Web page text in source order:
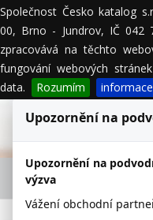
Společnost Česko katalog
00, Brno - Jundrov, IČ 042
zpracovává na těchto
fungování webových
data.
Rozumím
MENU
KUTASTAV s.r.o. -
Upozornění na
Upozornění na
výzva
Vážení obchodní